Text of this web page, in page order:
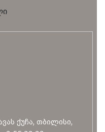
ქუჩა, თბილისი,